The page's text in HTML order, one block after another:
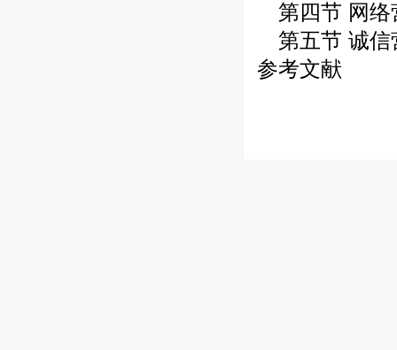
第四节 网络
第五节 诚信
参考文献